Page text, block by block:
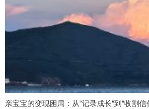
亲宝宝的变现困局：从”记录成长”到”收割信